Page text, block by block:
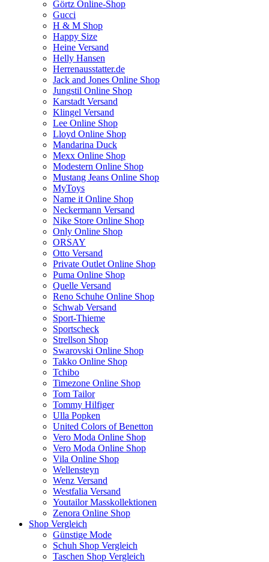
Görtz Online-Shop
Gucci
H & M Shop
Happy Size
Heine Versand
Helly Hansen
Herrenausstatter.de
Jack and Jones Online Shop
Jungstil Online Shop
Karstadt Versand
Klingel Versand
Lee Online Shop
Lloyd Online Shop
Mandarina Duck
Mexx Online Shop
Modestern Online Shop
Mustang Jeans Online Shop
MyToys
Name it Online Shop
Neckermann Versand
Nike Store Online Shop
Only Online Shop
ORSAY
Otto Versand
Private Outlet Online Shop
Puma Online Shop
Quelle Versand
Reno Schuhe Online Shop
Schwab Versand
Sport-Thieme
Sportscheck
Strellson Shop
Swarovski Online Shop
Takko Online Shop
Tchibo
Timezone Online Shop
Tom Tailor
Tommy Hilfiger
Ulla Popken
United Colors of Benetton
Vero Moda Online Shop
Vero Moda Online Shop
Vila Online Shop
Wellensteyn
Wenz Versand
Westfalia Versand
Youtailor Masskollektionen
Zenora Online Shop
Shop Vergleich
Günstige Mode
Schuh Shop Vergleich
Taschen Shop Vergleich